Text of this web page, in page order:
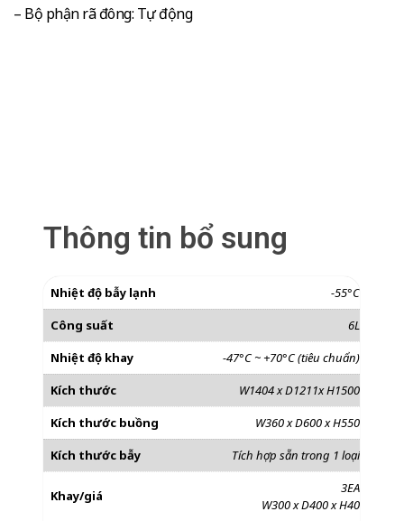
– Bộ phận rã đông: Tự động
Thông tin bổ sung
Nhiệt độ bẫy lạnh
-55°C
Công suất
6L
Nhiệt độ khay
-47°C ~ +70°C (tiêu chuẩn)
Kích thước
W1404 x D1211x H1500
Kích thước buồng
W360 x D600 x H550
Kích thước bẫy
Tích hợp sẵn trong 1 loại
Khay/giá
3EA
W300 x D400 x H40